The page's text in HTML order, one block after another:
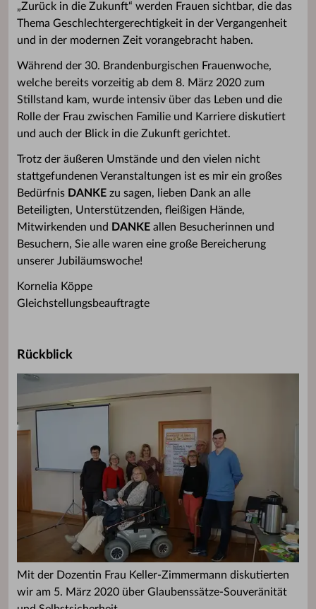
„Zurück in die Zukunft“ werden Frauen sichtbar, die das
Thema Geschlechtergerechtigkeit in der Vergangenheit
und in der modernen Zeit vorangebracht haben.
Während der 30. Brandenburgischen Frauenwoche,
welche bereits vorzeitig ab dem 8. März 2020 zum
Stillstand kam, wurde intensiv über das Leben und die
Rolle der Frau zwischen Familie und Karriere diskutiert
und auch der Blick in die Zukunft gerichtet.
Trotz der äußeren Umstände und den vielen nicht
stattgefundenen Veranstaltungen ist es mir ein großes
Bedürfnis DANKE zu sagen, lieben Dank an alle
Beteiligten, Unterstützenden, fleißigen Hände,
Mitwirkenden und DANKE allen Besucherinnen und
Besuchern, Sie alle waren eine große Bereicherung
unserer Jubiläumswoche!
Kornelia Köppe
Gleichstellungsbeauftragte
Rückblick
Mit der Dozentin Frau Keller-Zimmermann diskutierten
wir am 5. März 2020 über Glaubenssätze-Souveränität